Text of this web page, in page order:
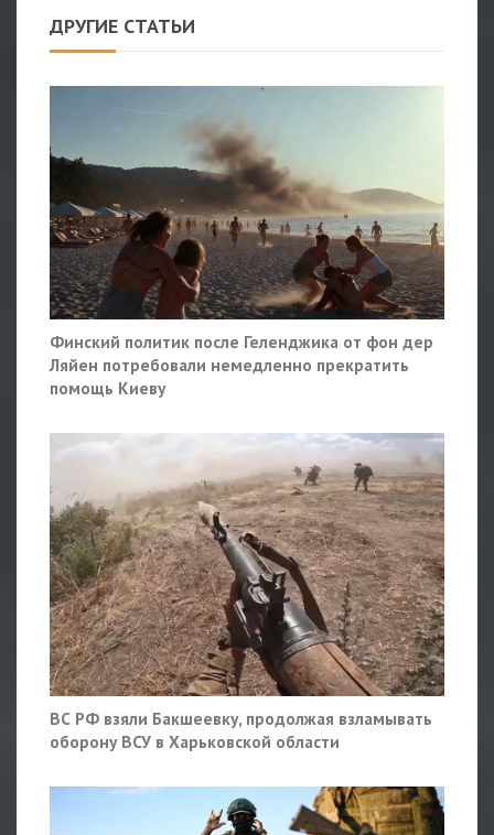
ДРУГИЕ СТАТЬИ
Финский политик после Геленджика от фон дер
Ляйен потребовали немедленно прекратить
помощь Киеву
ВС РФ взяли Бакшеевку, продолжая взламывать
оборону ВСУ в Харьковской области